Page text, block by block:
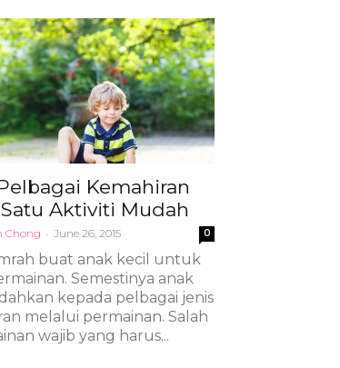
Kemahiran
Aktiviti Mudah
Chong - June 26, 2015 0
buat anak kecil untuk
Semestinya anak
kepada pelbagai jenis
melalui permainan. Salah
wajib yang harus...